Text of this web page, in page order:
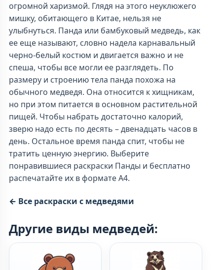
огромной харизмой. Глядя на этого неуклюжего
мишку, обитающего в Китае, нельзя не
улыбнуться. Панда или бамбуковый медведь, как
ее еще называют, словно надела карнавальный
черно-белый костюм и двигается важно и не
спеша, чтобы все могли ее разглядеть. По
размеру и строению тела панда похожа на
обычного медведя. Она относится к хищникам,
но при этом питается в основном растительной
пищей. Чтобы набрать достаточно калорий,
зверю надо есть по десять – двенадцать часов в
день. Остальное время панда спит, чтобы не
тратить ценную энергию. Выберите
понравившиеся раскраски Панды и бесплатно
распечатайте их в формате А4.
← Все раскраски с медведями
Другие виды медведей: